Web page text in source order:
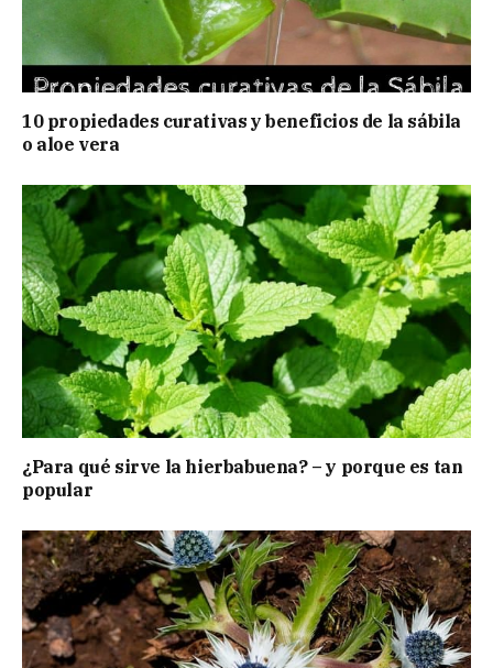
10 propiedades curativas y beneficios de la sábila
o aloe vera
¿Para qué sirve la hierbabuena? – y porque es tan
popular